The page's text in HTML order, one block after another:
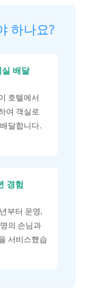
하나요?
배달
호텔에서
여 객실로
달합니다.
경험
부터 운영,
의 손님과
서비스했습